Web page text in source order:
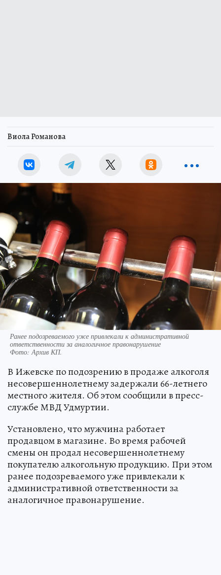
Виола Романова
Ранее подозреваемого уже привлекали к административной
ответственности за аналогичное правонарушение
Фото:Архив КП.
В Ижевске по подозрению в продаже алкоголя
несовершеннолетнему задержали 66-летнего
местного жителя. Об этом сообщили в пресс-
службе МВД Удмуртии.
Установлено, что мужчина работает
продавцом в магазине. Во время рабочей
смены он продал несовершеннолетнему
покупателю алкогольную продукцию. При этом
ранее подозреваемого уже привлекали к
административной ответственности за
аналогичное правонарушение.